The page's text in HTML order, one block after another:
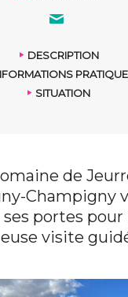
DESCRIPTION
SITUATION
de
Champigny
portes pour
visite